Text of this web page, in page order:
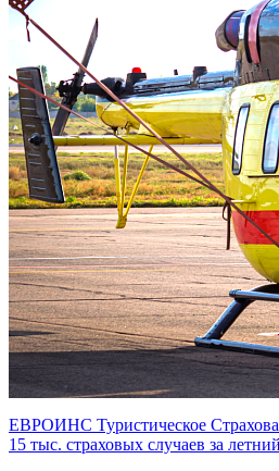
ЕВРОИНС Туристическое
15 тыс. страховых случаев за